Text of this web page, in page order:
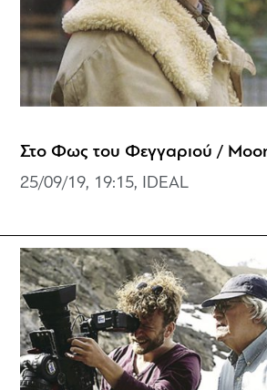
Στο Φως του Φεγγαριού /
25/09/19, 19:15, IDEAL